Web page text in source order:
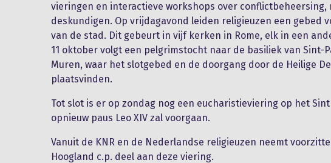
vieringen en interactieve workshops over
deskundigen. Op vrijdagavond leiden religieuzen een gebed
van de stad. Dit gebeurt in vijf kerken in Rome, elk in een
11 oktober volgt een pelgrimstocht naar de basiliek van Sint-
Muren, waar het slotgebed en de doorgang door de Heilige
plaatsvinden.
Tot slot is er op zondag nog een eucharistieviering op het
opnieuw paus Leo XIV zal voorgaan.
Vanuit de KNR en de Nederlandse religieuzen neemt
Hoogland c.p. deel aan deze viering.